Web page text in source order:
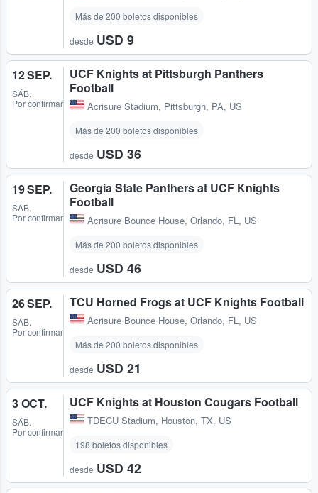
Más de 200 boletos disponibles
desde USD 9
12 SEP.
SÁB.
Por confirmar
UCF Knights at Pittsburgh Panthers
Football
Acrisure Stadium, Pittsburgh, PA, US
Más de 200 boletos disponibles
desde USD 36
19 SEP.
SÁB.
Por confirmar
Georgia State Panthers at UCF Knights
Football
Acrisure Bounce House, Orlando, FL, US
Más de 200 boletos disponibles
desde USD 46
26 SEP.
SÁB.
Por confirmar
TCU Horned Frogs at UCF Knights Football
Acrisure Bounce House, Orlando, FL, US
Más de 200 boletos disponibles
desde USD 21
3 OCT.
SÁB.
Por confirmar
UCF Knights at Houston Cougars Football
TDECU Stadium, Houston, TX, US
198 boletos disponibles
desde USD 42